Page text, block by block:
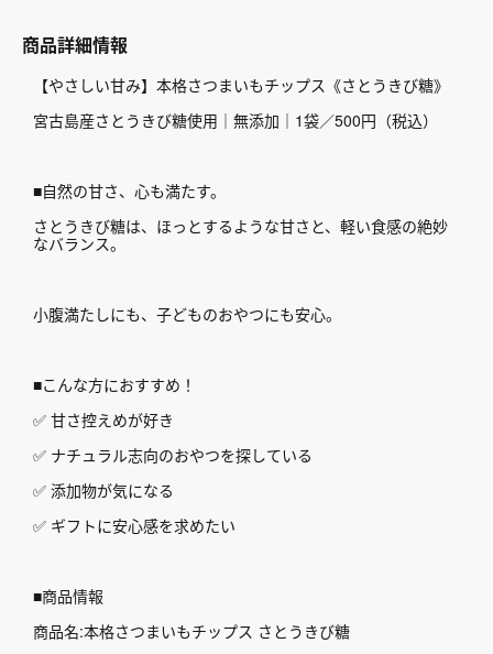
商品詳細情報
【やさしい甘み】本格さつまいもチップス《さとうきび糖》
宮古島産さとうきび糖使用｜無添加｜1袋／500円（税込）
■自然の甘さ、心も満たす。
さとうきび糖は、ほっとするような甘さと、軽い食感の絶妙
なバランス。
小腹満たしにも、子どものおやつにも安心。
■こんな方におすすめ！
✅ 甘さ控えめが好き
✅ ナチュラル志向のおやつを探している
✅ 添加物が気になる
✅ ギフトに安心感を求めたい
■商品情報
商品名:本格さつまいもチップス さとうきび糖